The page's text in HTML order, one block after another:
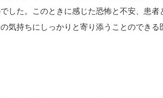
した。このときに感じた恐怖と不安、患者
気持ちにしっかりと寄り添うことのできる